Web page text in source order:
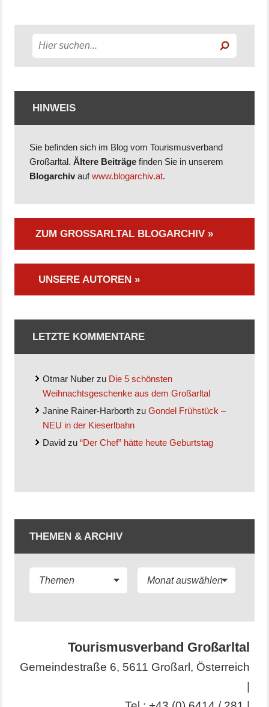
HINWEIS
Sie befinden sich im Blog vom Tourismusverband
Großarltal.Ältere Beiträge finden Sie in unserem
Blogarchiv aufwww.blogarchiv.at.
ZUM GROSSARLTAL BLOGARCHIV »
UNSERE AUTOREN »
LETZTE KOMMENTARE
Otmar Nuber zu Die 5 schönsten
Weihnachtsgeschenke aus dem Großarltal
Janine Rainer-Harborth zuGondel Frühstück –
NEU in der Kieserlbahn
David zu“Der Chef” hätte heute Geburtstag
THEMEN & ARCHIV
Tourismusverband Großarltal
Gemeindestraße 6, 5611 Großarl, Österreich